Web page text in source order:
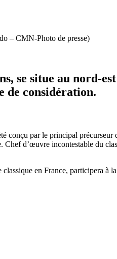
– CMN-Photo de presse)
se situe au nord-
de considération.
conçu par le principal
d’œuvre incontestable du
en France, participera à